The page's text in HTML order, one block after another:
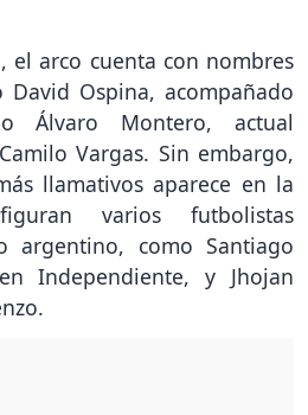
el arco cuenta con nombres
David Ospina, acompañado
Álvaro Montero, actual
Vargas. Sin embargo,
llamativos aparece en la
varios futbolistas
argentino, como Santiago
Independiente, y Jhojan